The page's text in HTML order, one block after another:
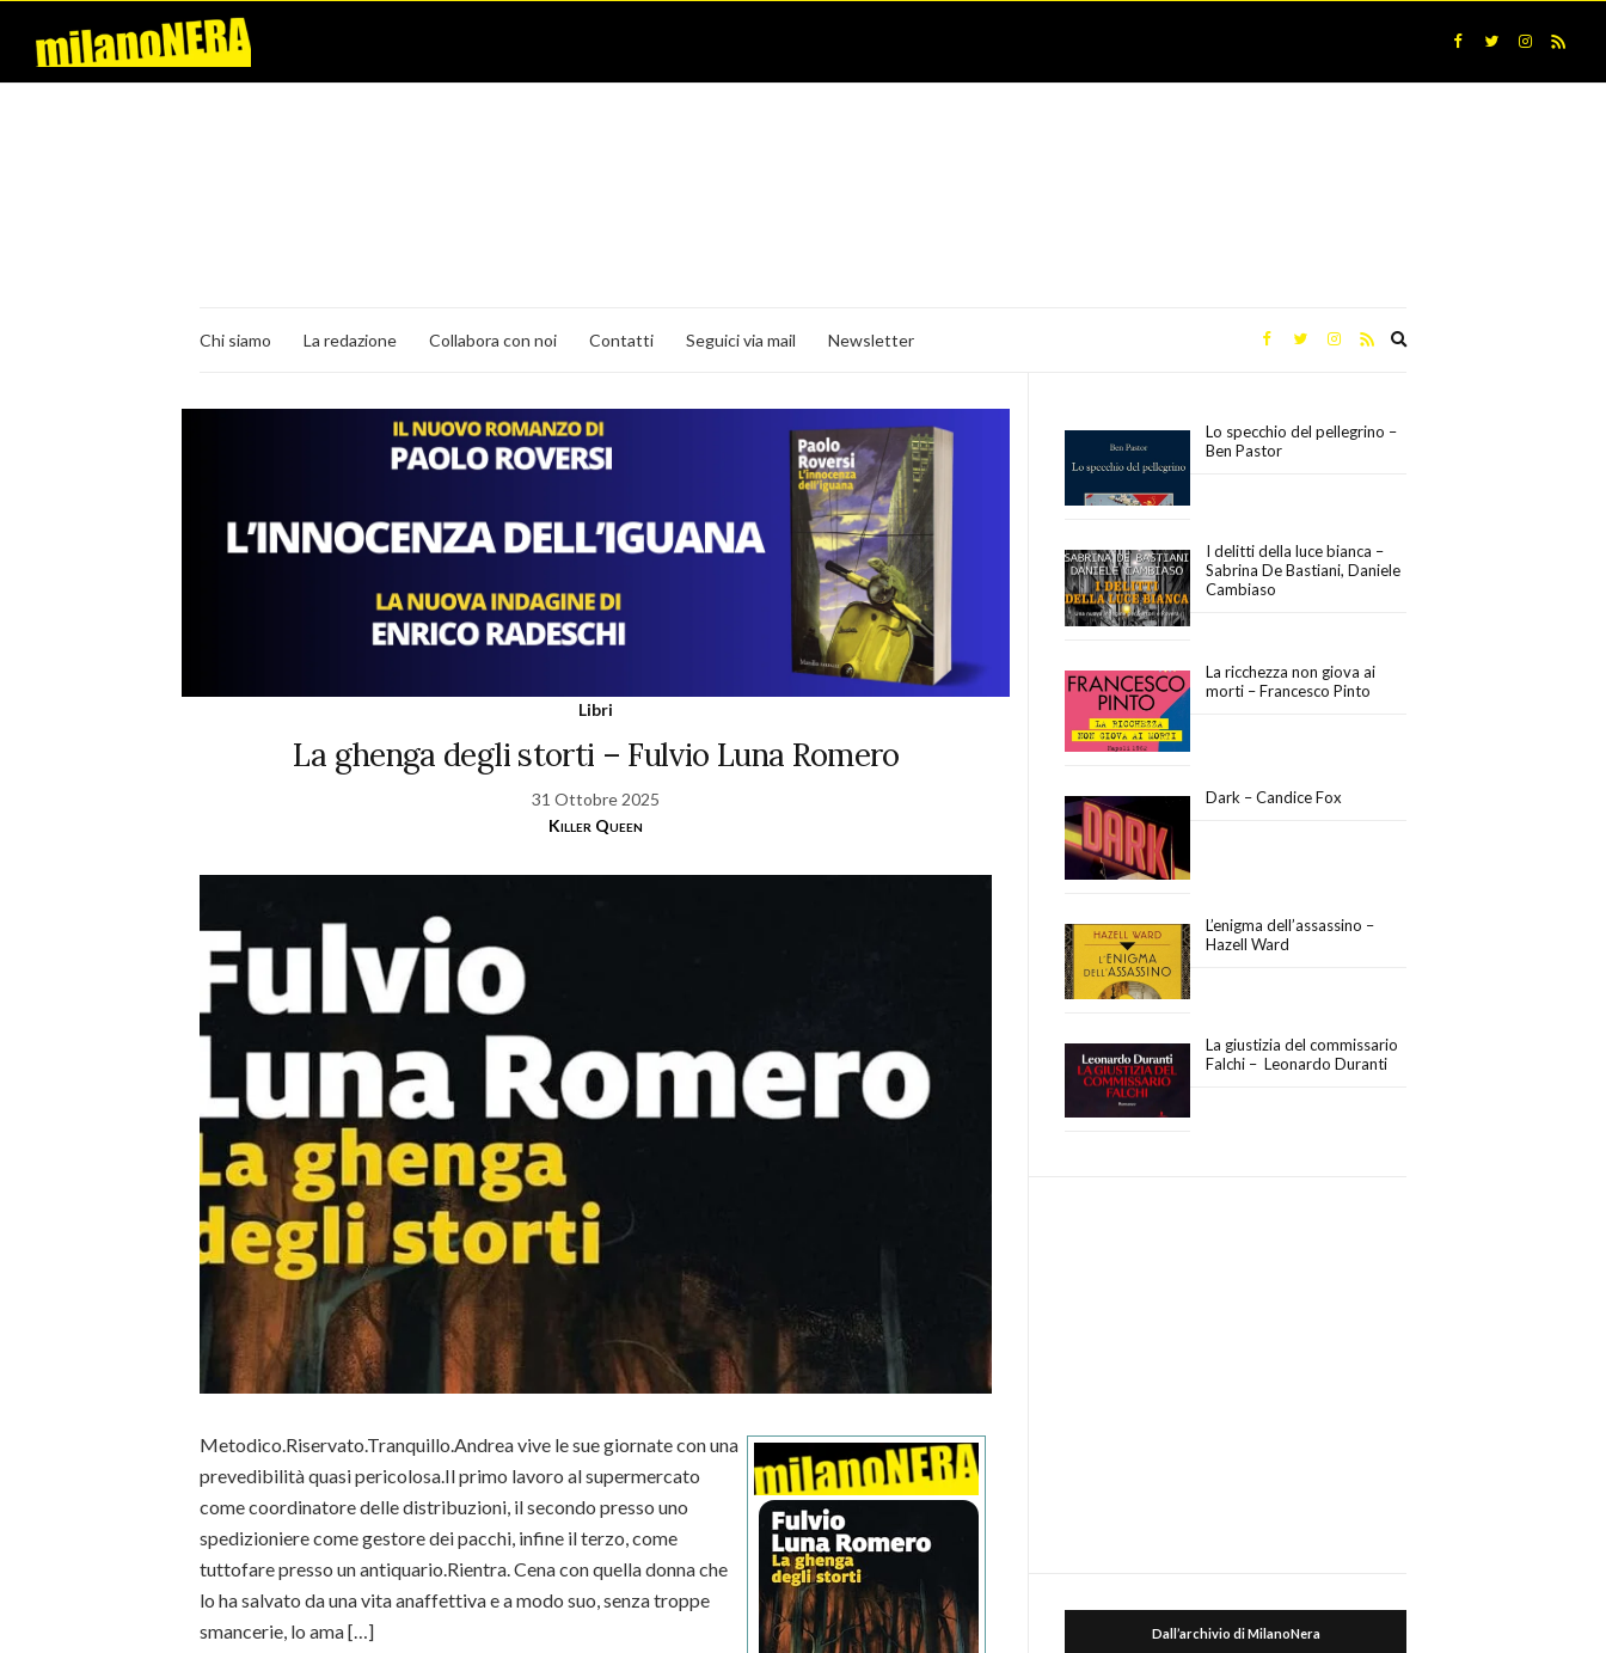
Chi siamo La redazione Collabora con noi Contatti Seguici via mail Newsletter
Libri
La ghenga degli storti – Fulvio Luna Romero
31 Ottobre 2025
Killer Queen
Metodico.Riservato.Tranquillo.Andrea vive le sue giornate con una
prevedibilità quasi pericolosa.Il primo lavoro al supermercato
come coordinatore delle distribuzioni, il secondo presso uno
spedizioniere come gestore dei pacchi, infine il terzo, come
tuttofare presso un antiquario.Rientra. Cena con quella donna che
lo ha salvato da una vita anaffettiva e a modo suo, senza troppe
smancerie, lo ama […]
Lo specchio del pellegrino –
Ben Pastor
I delitti della luce bianca –
Sabrina De Bastiani, Daniele
Cambiaso
La ricchezza non giova ai
morti – Francesco Pinto
Dark – Candice Fox
L’enigma dell’assassino –
Hazell Ward
La giustizia del commissario
Falchi – Leonardo Duranti
Dall’archivio di MilanoNera